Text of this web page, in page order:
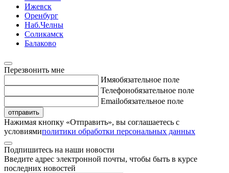
Ижевск
Оренбург
Наб.Челны
Соликамск
Балаково
Перезвонить мне
Имяобязательное поле
Телефонобязательное поле
Emailобязательное поле
отправить
Нажимая кнопку «Отправить», вы соглашаетесь с
условиямиполитики обработки персональных данных
Подпишитесь на наши новости
Введите адрес электронной почты, чтобы быть в курсе
последних новостей